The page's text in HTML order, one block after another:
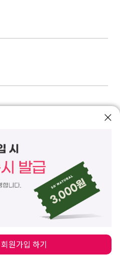
회 고시 ‘소비자 분쟁 해결 기준’에 의해 보
이내 (배송비: 구매자 부담)
3개월 이내 및 표시. 광고와 다른 사실을 안
송비: 판매자 부담)
6716
원가입 하기